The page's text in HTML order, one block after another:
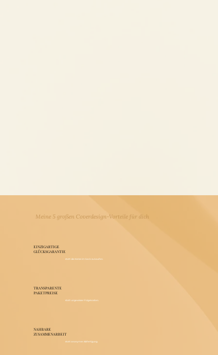
Meine 5 großen Coverdesign-Vorteile für dich
EINZIGARTIGE
GLÜCKSGARANTIE
statt die Katze im Sack zu kaufen.
TRANSPARENTE
PAKETPREISE
statt ungewisser Folgekosten.
NAHBARE
ZUSAMMENARBEIT
statt anonymer Abfertigung.